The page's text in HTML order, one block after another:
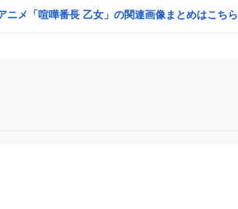
ニメ「喧嘩番長 乙女」の関連画像まとめはこちら